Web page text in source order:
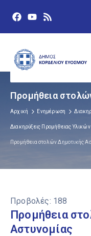
Προμήθεια
Αρχική Ενημέρωση
Διακηρύξεις Προμήθειας
Προμήθεια στολών Δημοτικής
Προβολές: 188
Προμήθεια
Αστυνομίας